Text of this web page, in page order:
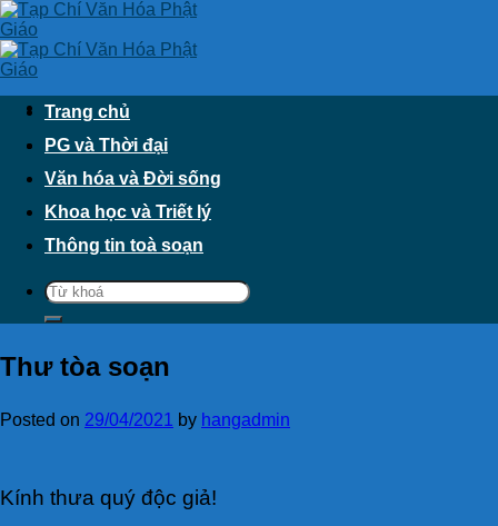
Skip
to
content
Trang chủ
PG và Thời đại
Văn hóa và Đời sống
Khoa học và Triết lý
Thông tin toà soạn
Thư tòa soạn
Posted on 29/04/2021 by hangadmin
Kính thưa quý độc giả!